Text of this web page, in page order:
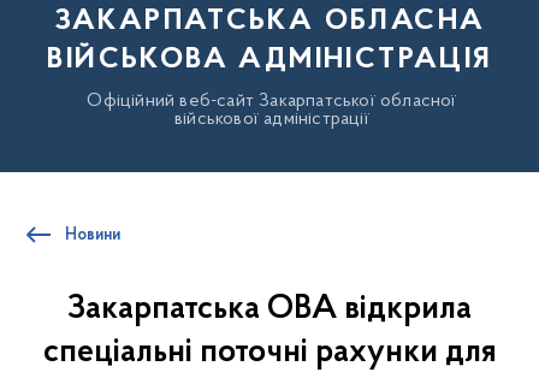
ЗАКАРПАТСЬКА ОБЛАСНА
ВІЙСЬКОВА АДМІНІСТРАЦІЯ
Офіційний веб-сайт Закарпатської обласної
військової адміністрації
Новини
Закарпатська ОВА відкрила
спеціальні поточні рахунки для